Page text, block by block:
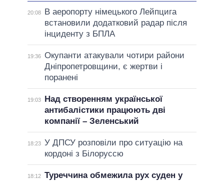
20:08
В аеропорту німецького Лейпцига
встановили додатковий радар після
інциденту з БПЛА
19:36 Окупанти атакували чотири райони
Дніпропетровщини, є жертви і
поранені
19:03
Над створенням української
антибалістики працюють дві
компанії – Зеленський
18:23 У ДПСУ розповіли про ситуацію на
кордоні з Білоруссю
18:12 Туреччина обмежила рух суден у